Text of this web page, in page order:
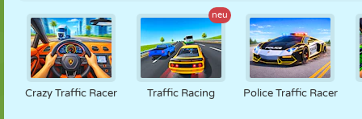
Crazy Traffic Racer
neu
Traffic Racing Police Traffic Racer